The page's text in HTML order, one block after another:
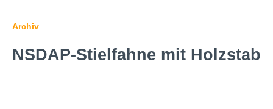
Archiv
NSDAP-Stielfahne mit Holzstab